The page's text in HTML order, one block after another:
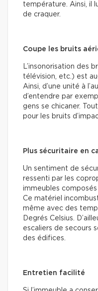
température. Ainsi, il
de craquer.
Coupe les bruits
L’insonorisation des
télévision, etc.) est
Ainsi, d’une unité à
d’entendre par
gens se chicaner.
pour les bruits
Plus sécuritaire en
Un sentiment de
ressenti par les
immeubles
Ce matériel
même avec des
Degrés Celsius.
escaliers de secours
des édifices.
Entretien facilité